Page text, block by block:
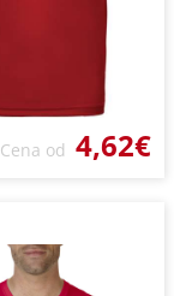
Cena od 4,62€